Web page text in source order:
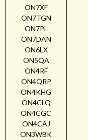
ON7XF
ON7TGN
ON7PL
ON7DAN
ON6LX
ON5QA
ON4RF
ON4QRP
ON4KHG
ON4CLQ
ON4CGC
ON4CAJ
ON3WBK